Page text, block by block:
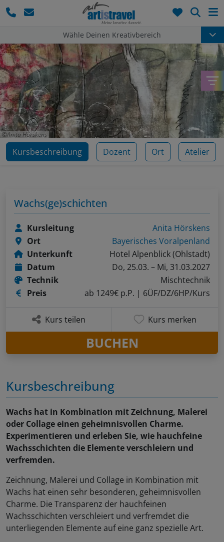
Wähle Deinen Kreativbereich
Anita Hörskens
Kursbeschreibung Dozent Ort Atelier
Kursbeschreibung
Wachs hat in Kombination mit Zeichnung, Malerei
oder Collage einen geheimnisvollen Charme.
Experimentieren und erleben Sie, wie hauchfeine
Wachsschichten die Elemente verschleiern und
verfremden.
Zeichnung, Malerei und Collage in Kombination mit
Wachs hat einen sehr besonderen, geheimnisvollen
Charme. Die Transparenz der hauchfeinen
Wachsschichten verschleiert und verfremdet die
unterliegenden Elemente auf eine ganz spezielle Art.
Wachs(ge)schichten
Kursleitung
Anita Hörskens
Ort
Bayerisches Voralpenland
Unterkunft
Hotel Alpenblick (Ohlstadt)
Datum
Do, 25.03. – Mi, 31.03.2027
Technik
Mischtechnik
Preis
ab 1249€ p.P. | 6ÜF/DZ/6HP/Kurs
Kurs teilen Kurs merken
BUCHEN